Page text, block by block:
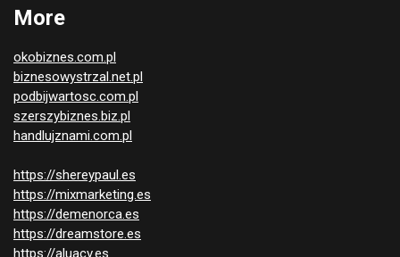
More
okobiznes.com.pl
biznesowystrzal.net.pl
podbijwartosc.com.pl
szerszybiznes.biz.pl
handlujznami.com.pl
https://shereypaul.es
https://mixmarketing.es
https://demenorca.es
https://dreamstore.es